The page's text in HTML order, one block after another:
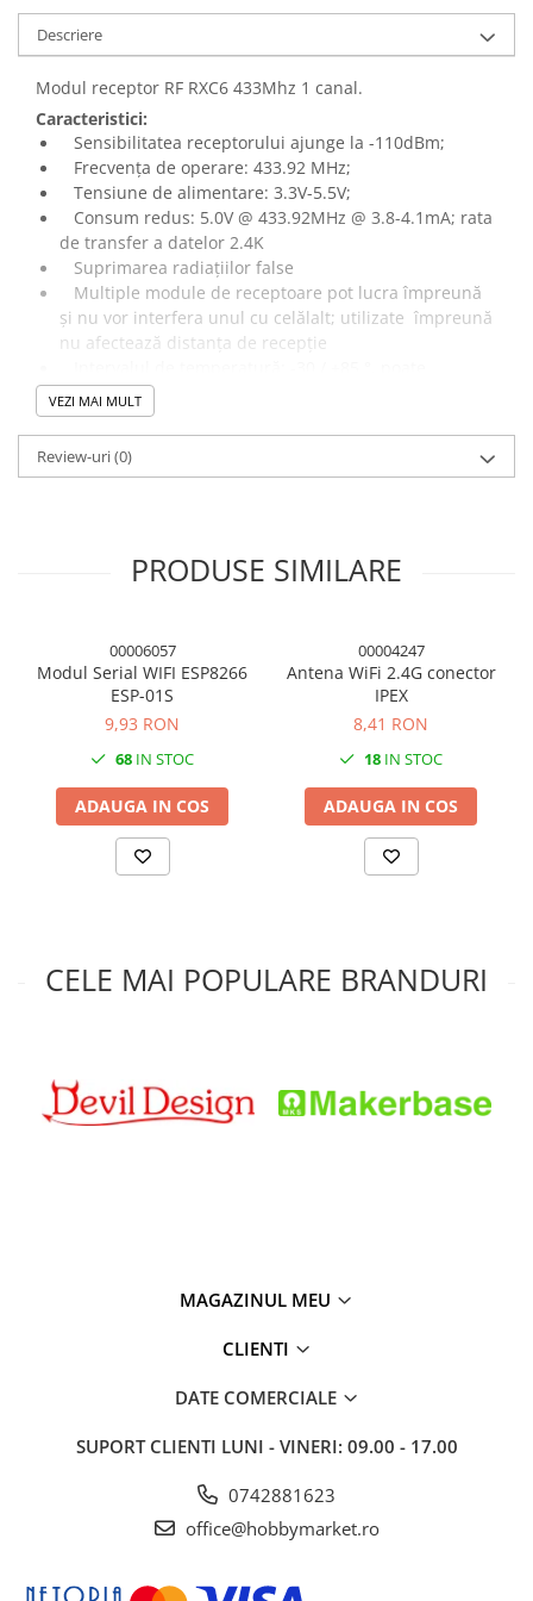
Panouri solare
Scule si aparate de masura
Aparate de masura si testare
Scule manuale si electrice
Lipit si accesorii lipit
Cabluri, conectori si izolatie
incalzire
Echipamente si accesorii banc
de lucru
Cabluri si conectori
Cabluri si adaptoare
Conectori, mufe si blocuri
terminale
Componente electronice
Diode si punti redresoare
Potentiometre si semireglabile
Intrerupatoare
Smart Home
Accesorii trotinete electrice
Lichidare de stoc
Descriere
Modul receptor RF RXC6 433Mhz 1 canal.
Caracteristici:
Sensibilitatea receptorului ajunge la -110dBm;
Frecvența de operare: 433.92 MHz;
Tensiune de alimentare: 3.3V-5.5V;
Consum redus: 5.0V @ 433.92MHz @ 3.8-4.1mA; rata
de transfer a datelor 2.4K
Suprimarea radiațiilor false
Multiple module de receptoare pot lucra împreună
și nu vor interfera unul cu celălalt; utilizate împreună
nu afectează distanța de recepție
funcționa chiar și la temperaturi ambiante dure
Dimensiune: 28*12.5*5.00mm.
VEZI MAI MULT
Review-uri(0)
PRODUSE SIMILARE
00006057
Modul Serial WIFI ESP8266
ESP-01S
9,93 RON
68 IN STOC
ADAUGA IN COS
00004247
Antena WiFi 2.4G conector
IPEX
8,41 RON
18 IN STOC
ADAUGA IN COS
CELE MAI POPULARE BRANDURI
MAGAZINUL MEU
CLIENTI
DATE COMERCIALE
SUPORT CLIENTI LUNI - VINERI: 09.00 - 17.00
0742881623
office@hobbymarket.ro